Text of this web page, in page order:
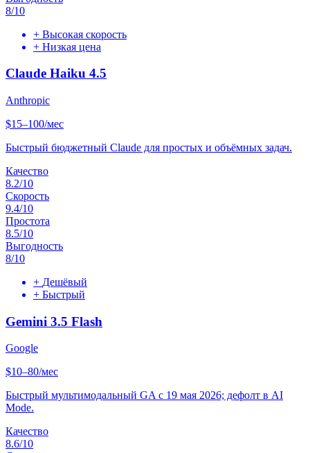
8/10
+ Высокая скорость
+ Низкая цена
Claude Haiku 4.5
Anthropic
$15–100/мес
Быстрый бюджетный Claude для простых и объёмных задач.
Качество
8.2/10
Скорость
9.4/10
Простота
8.5/10
Выгодность
8/10
+ Дешёвый
+ Быстрый
Gemini 3.5 Flash
Google
$10–80/мес
Быстрый мультимодальный GA с 19 мая 2026; дефолт в AI
Mode.
Качество
8.6/10